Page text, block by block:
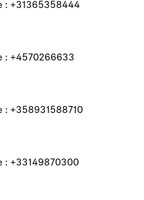
: +31365358444
: +4570266633
: +358931588710
: +33149870300